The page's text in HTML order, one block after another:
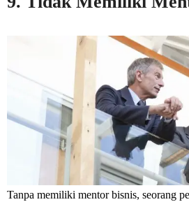
Tanpa memiliki mentor bisnis, seorang